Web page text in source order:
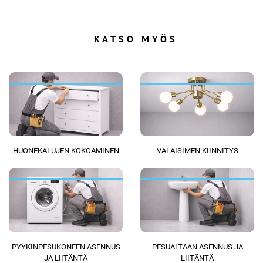
KATSO MYÖS
HUONEKALUJEN KOKOAMINEN VALAISIMEN KIINNITYS
PYYKINPESUKONEEN ASENNUS
JA LIITÄNTÄ
PESUALTAAN ASENNUS JA
LIITÄNTÄ